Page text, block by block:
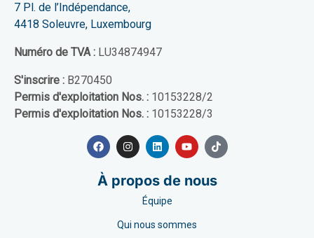
7 Pl. de l’Indépendance,
4418 Soleuvre, Luxembourg
Numéro de TVA : LU34874947
S'inscrire : B270450
Permis d'exploitation Nos. : 10153228/2
Permis d'exploitation Nos. : 10153228/3
À propos de nous
Équipe
Qui nous sommes